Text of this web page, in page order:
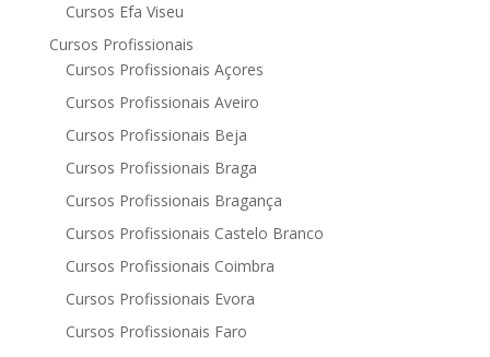
Cursos Efa Viseu
Cursos Profissionais
Cursos Profissionais Açores
Cursos Profissionais Aveiro
Cursos Profissionais Beja
Cursos Profissionais Braga
Cursos Profissionais Bragança
Cursos Profissionais Castelo Branco
Cursos Profissionais Coimbra
Cursos Profissionais Evora
Cursos Profissionais Faro